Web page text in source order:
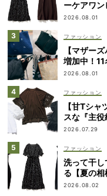
ーケアワン
2026.08.01
ファッション
【マザー
増加中！
2026.08.01
ファッション
【甘Tシ
スな『主
2026.07.29
ファッション
洗って干
る【夏の
2026.08.02